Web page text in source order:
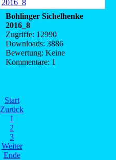
Bohlinger Sichelhenke
2016_8
Zugriffe: 12990
Downloads: 3886
Bewertung: Keine
Kommentare: 1
Start
Zurück
1
2
3
Weiter
Ende